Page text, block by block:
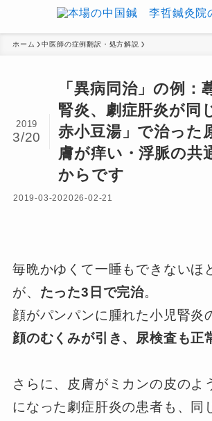
ホーム 中医師の症例翻訳・処方解説
「異病同治」の例：
腎炎、劇症肝炎が同
赤小豆湯」で治った
膚が痒い・浮脈の共
からです
2019
3/20
2019-03-202026-02-21
毎晩かゆくて一睡もできないほ
が、 たった3日で完治。
顔がパンパンに腫れた小児腎炎
顔のむくみが引き、尿検査も正
さらに、皮膚がミカンの皮のよ
になった劇症肝炎の患者も、同